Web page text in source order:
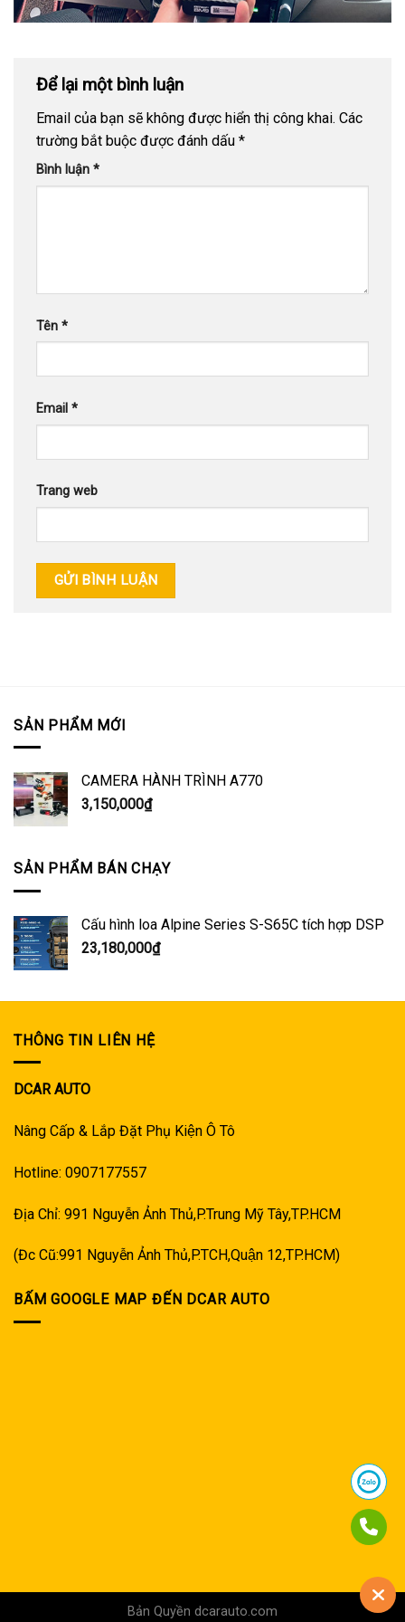
Để lại một bình luận
Email của bạn sẽ không được hiển thị công khai. Các
trường bắt buộc được đánh dấu *
Bình luận *
Tên *
Email *
Trang web
SẢN PHẨM MỚI
CAMERA HÀNH TRÌNH A770
3,150,000₫
SẢN PHẨM BÁN CHẠY
Cấu hình loa Alpine Series S-S65C tích hợp DSP
23,180,000₫
THÔNG TIN LIÊN HỆ
DCAR AUTO
Nâng Cấp & Lắp Đặt Phụ Kiện Ô Tô
Hotline: 0907177557
Địa Chỉ: 991 Nguyễn Ảnh Thủ,P.Trung Mỹ Tây,TP.HCM
(Đc Cũ:991 Nguyễn Ảnh Thủ,P.TCH,Quận 12,TP.HCM)
BẤM GOOGLE MAP ĐẾN DCAR AUTO
Bản Quyền dcarauto.com